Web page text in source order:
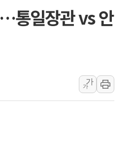
코스피·코스닥 오전 동반 하
'입추'인데 연일 찜통더위…
장동혁 "규제와 대출 풀고 재
[속보] 종합특검, '尹 관저 이
통일장관 vs 안
가
가